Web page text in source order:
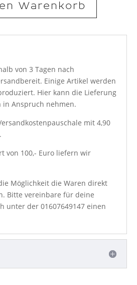
Warenkorb
von 3 Tagen nach
Einige Artikel werden
Hier kann die Lieferung
in Anspruch nehmen.
mit 4,90
von 100,- Euro liefern wir
Möglichkeit die Waren direkt
Bitte vereinbare für deine
unter der 01607649147 einen